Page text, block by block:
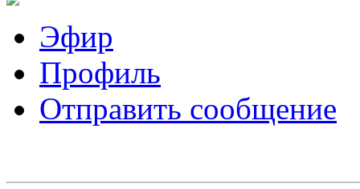
Эфир
Профиль
Отправить сообщение